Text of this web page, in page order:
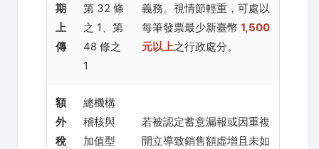
期
上
傳
第 32 條
之 1、第
48 條之
1
義務。視情節輕重，可處以
每筆發票最少新臺幣 1,500
元以上之行政處分。
額
外
稅
總機構
稽核與
加值型
若被認定蓄意漏報或因重複
開立導致銷售額虛增且未如